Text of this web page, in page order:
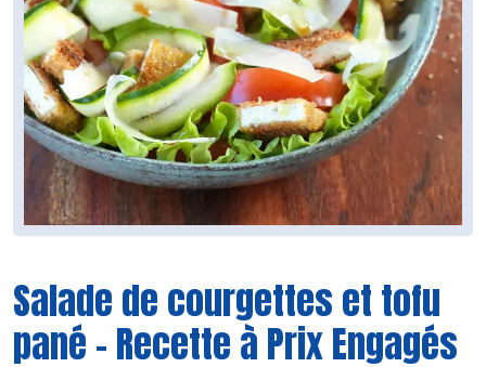
Salade de courgettes et tofu
pané - Recette à Prix Engagés